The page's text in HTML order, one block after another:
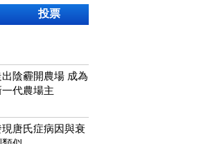
投票
陰霾開農場 成為
代農場主
唐氏症病因與衰